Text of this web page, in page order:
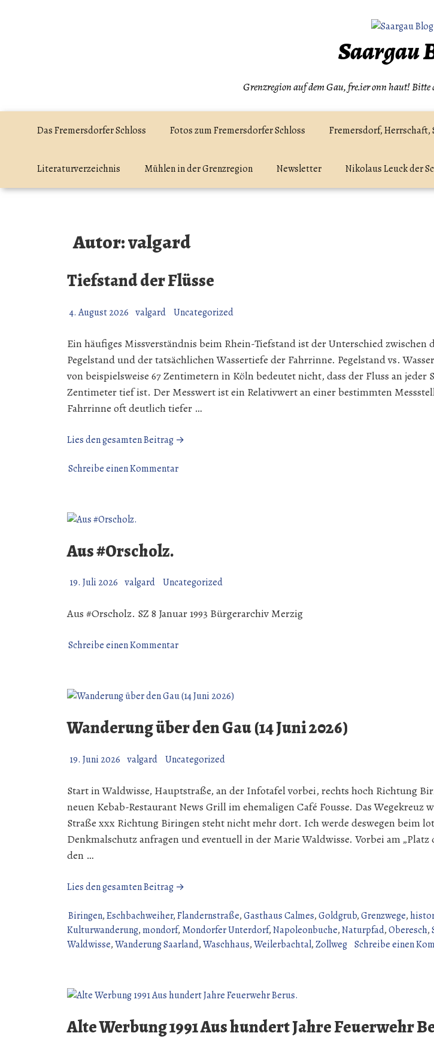
Saargau
Grenzregion auf dem Gau, fre.ier onn haut!
Das Fremersdorfer Schloss Fotos zum Fremersdorfer Schloss Fremersdorf, Herrschaft,
Literaturverzeichnis Mühlen in der Grenzregion Newsletter Nikolaus Leuck der
Autor:valgard
Tiefstand der Flüsse
4. August 2026 valgard Uncategorized
Ein häufiges Missverständnis beim Rhein-Tiefstand ist der Unterschied zwischen
Pegelstand und der tatsächlichen Wassertiefe der Fahrrinne. Pegelstand vs.
von beispielsweise 67 Zentimetern in Köln bedeutet nicht, dass der Fluss an jeder
Zentimeter tief ist. Der Messwert ist ein Relativwert an einer bestimmten
Fahrrinne oft deutlich tiefer …
Lies den gesamten Beitrag →
Schreibe einen Kommentarzu
Aus #Orscholz.
19. Juli 2026 valgard Uncategorized
Aus #Orscholz. SZ 8 Januar 1993 Bürgerarchiv Merzig
Schreibe einen Kommentarzu
Wanderung über den Gau (14 Juni 2026)
19. Juni 2026 valgard Uncategorized
Start in Waldwisse, Hauptstraße, an der Infotafel vorbei, rechts hoch Richtung
neuen Kebab-Restaurant News Grill im ehemaligen Café Fousse. Das Wegekreuz
Straße xxx Richtung Biringen steht nicht mehr dort. Ich werde deswegen beim
Denkmalschutz anfragen und eventuell in der Marie Waldwisse. Vorbei am „Platz
den …
Lies den gesamten Beitrag →
den
Gau
(14
Biringen,Eschbachweiher,Flandernstraße,Gasthaus Calmes,Goldgrub,Grenzwege,
Kulturwanderung,mondorf, Mondorfer Unterdorf,Napoleonbuche,Naturpfad,Oberesch,
Waldwisse,Wanderung Saarland,Waschhaus,Weilerbachtal,Zollweg Schreibe einen
Alte Werbung 1991 Aus hundert Jahre Feuerwehr